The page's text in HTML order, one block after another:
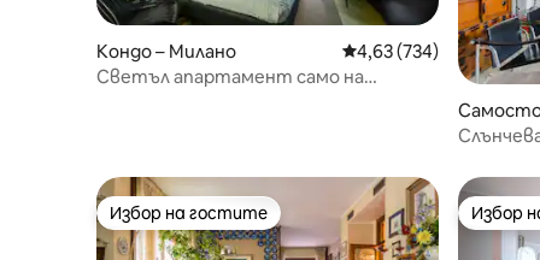
Кондо – Милано Средна оценка: 4,63
4,63 (734)
Светъл апартамент само на
илано
Москова
Избор на гостите
Избор на гостите Избор
Избор